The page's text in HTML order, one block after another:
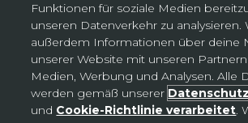
Deutschland (EUR €)
Land
Bosnien und Herzegowina
Funktionen für soziale Medien
unseren Datenverkehr zu analysieren.
außerdem Informationen über deine
unserer Website mit unseren
Medien, Werbung und Analysen. Alle
werden gemäß unserer
und Cookie-Richtlinie verarbeitet.